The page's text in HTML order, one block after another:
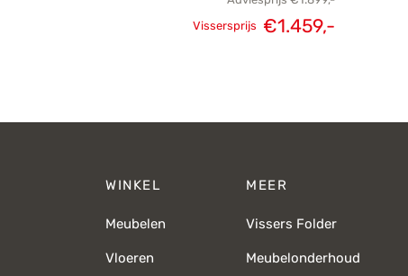
Vissersprijs €1.459,-
WINKEL
Meubelen
Vloeren
MEER
Vissers Folder
Meubelonderhoud